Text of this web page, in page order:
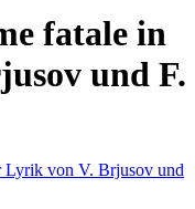
fatale in
und F.